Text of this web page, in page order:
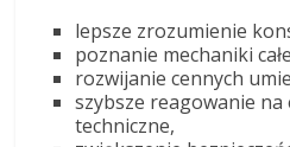
lepsze zrozumienie
poznanie mechaniki
rozwijanie cennych
szybsze reagowanie
techniczne,